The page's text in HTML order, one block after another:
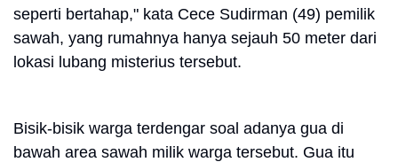
seperti bertahap," kata Cece Sudirman (49) pemilik
sawah, yang rumahnya hanya sejauh 50 meter dari
lokasi lubang misterius tersebut.
Bisik-bisik warga terdengar soal adanya gua di
bawah area sawah milik warga tersebut. Gua itu